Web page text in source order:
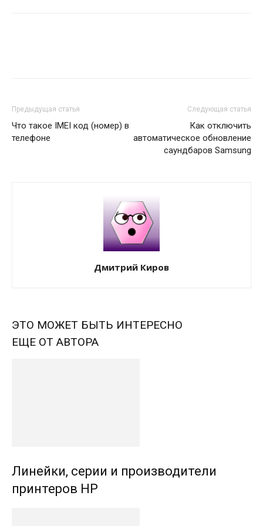
Предыдущая статья
Что такое IMEI код (номер) в
телефоне
Следующая статья
Как отключить
автоматическое обновление
саундбаров Samsung
Дмитрий Киров
ЭТО МОЖЕТ БЫТЬ ИНТЕРЕСНО
ЕЩЕ ОТ АВТОРА
Линейки, серии и производители
принтеров HP